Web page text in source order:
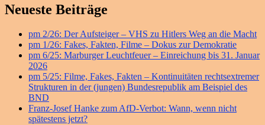
Primärer
Widget-
Bereich
Neueste Beiträge
pm 2/26: Der Aufsteiger – VHS zu Hitlers Weg an die Macht
pm 1/26: Fakes, Fakten, Filme – Dokus zur Demokratie
pm 6/25: Marburger Leuchtfeuer – Einreichung bis 31. Januar
2026
pm 5/25: Filme, Fakes, Fakten – Kontinuitäten rechtsextremer
Strukturen in der (jungen) Bundesrepublik am Beispiel des
BND
Franz-Josef Hanke zum AfD-Verbot: Wann, wenn nicht
spätestens jetzt?